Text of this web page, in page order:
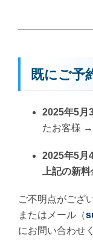
既にご予
2025年5月
たお客様 →
2025年5月
上記の新
ご不明点がござ
またはメール（
にお問い合わせ